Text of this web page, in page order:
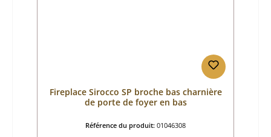
Fireplace Sirocco SP broche bas charnière
de porte de foyer en bas
Référence du produit: 01046308